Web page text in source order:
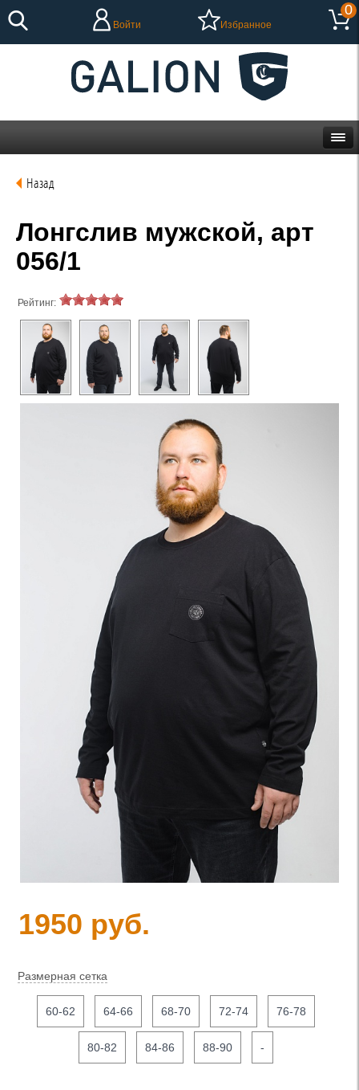
Войти Избранное
0
Назад
Лонгслив мужской, арт
056/1
Рейтинг:
1950 руб.
Размерная сетка
60-62 64-66 68-70 72-74 76-78
80-82 84-86 88-90 -